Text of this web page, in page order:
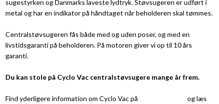
sugestyrken og Danmarks laveste lydtryk. Støvsugeren er udført i
metal og har en indikator på håndtaget når beholderen skal tømmes.
Centralstøvsugeren fås både med og uden poser, og med en
livstidsgaranti på beholderen. På motoren giver vi op til 10 års
garanti.
Du kan stole på Cyclo Vac centralstøvsugere mange år frem.
Find yderligere information om Cyclo Vac på
og læs